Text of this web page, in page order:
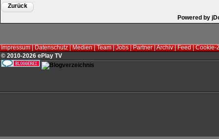
Zurück
Powered by
Impressum|Datenschutz|Medien|Team|Jobs|Partner|Archiv|Feed|Cookie-
© 2010-2026 ePlay TV